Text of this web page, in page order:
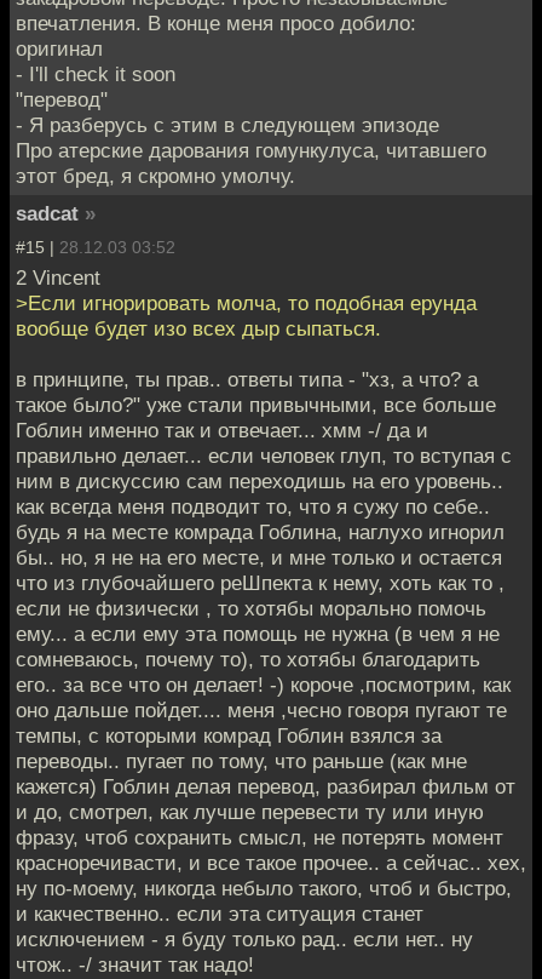
впечатления. В конце меня просо добило:
оригинал
- I'll check it soon
"перевод"
- Я разберусь с этим в следующем эпизоде
Про атерские дарования гомункулуса, читавшего
этот бред, я скромно умолчу.
sadcat »
#15 | 28.12.03 03:52
2 Vincent
>Если игнорировать молча, то подобная ерунда
вообще будет изо всех дыр сыпаться.
в принципе, ты прав.. ответы типа - "хз, а что? а
такое было?" уже стали привычными, все больше
Гоблин именно так и отвечает... хмм -/ да и
правильно делает... если человек глуп, то вступая с
ним в дискуссию сам переходишь на его уровень..
как всегда меня подводит то, что я сужу по себе..
будь я на месте комрада Гоблина, наглухо игнорил
бы.. но, я не на его месте, и мне только и остается
что из глубочайшего реШпекта к нему, хоть как то ,
если не физически , то хотябы морально помочь
ему... а если ему эта помощь не нужна (в чем я не
сомневаюсь, почему то), то хотябы благодарить
его.. за все что он делает! -) короче ,посмотрим, как
оно дальше пойдет.... меня ,чесно говоря пугают те
темпы, с которыми комрад Гоблин взялся за
переводы.. пугает по тому, что раньше (как мне
кажется) Гоблин делая перевод, разбирал фильм от
и до, смотрел, как лучше перевести ту или иную
фразу, чтоб сохранить смысл, не потерять момент
красноречивасти, и все такое прочее.. а сейчас.. хех,
ну по-моему, никогда небыло такого, чтоб и быстро,
и какчественно.. если эта ситуация станет
исключением - я буду только рад.. если нет.. ну
чтож.. -/ значит так надо!